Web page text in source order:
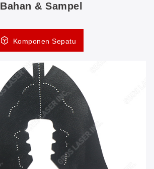
Bahan & Sampel
Komponen Sepatu